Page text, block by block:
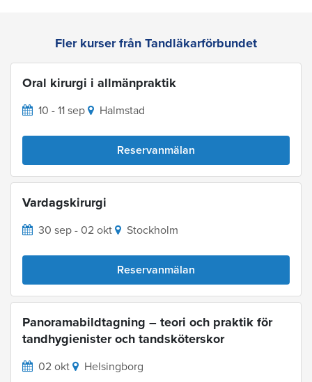
Fler kurser från Tandläkarförbundet
Oral kirurgi i allmänpraktik
10 - 11 sep Halmstad
Reservanmälan
Vardagskirurgi
30 sep - 02 okt Stockholm
Reservanmälan
Panoramabildtagning – teori och praktik för
tandhygienister och tandsköterskor
02 okt Helsingborg